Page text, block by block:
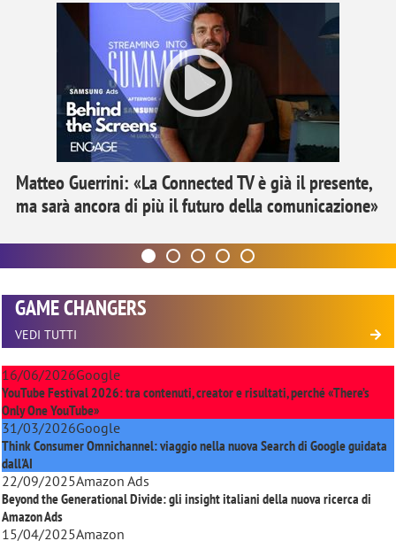
Matteo Guerrini: «La Connected TV è già il presente,
ma sarà ancora di più il futuro della comunicazione»
GAME CHANGERS
VEDI TUTTI
16/06/2026Google
YouTube Festival 2026: tra contenuti, creator e risultati, perché «There’s
Only One YouTube»
31/03/2026Google
Think Consumer Omnichannel: viaggio nella nuova Search di Google guidata
dall'AI
22/09/2025Amazon Ads
Beyond the Generational Divide: gli insight italiani della nuova ricerca di
Amazon Ads
15/04/2025Amazon